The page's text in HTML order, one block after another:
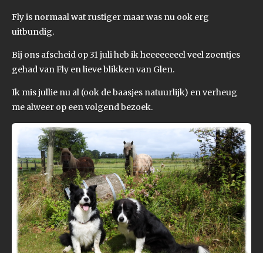
Fly is normaal wat rustiger maar was nu ook erg
uitbundig.
Bij ons afscheid op 31 juli heb ik heeeeeeeel veel zoentjes
gehad van Fly en lieve blikken van Glen.
Ik mis jullie nu al (ook de baasjes natuurlijk) en verheug
me alweer op een volgend bezoek.